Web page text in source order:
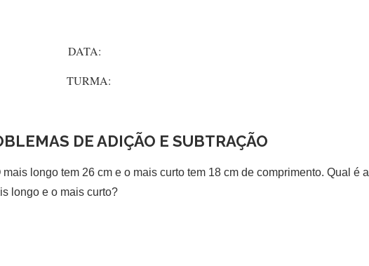
DE ADIÇÃO E SUBTRAÇÃO
longo tem 26 cm e o mais curto tem 18 cm de comprimento. Qual é a
longo e o mais curto?